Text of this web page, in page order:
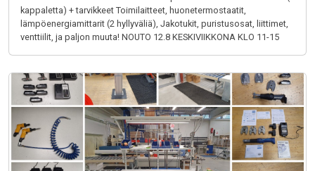
kappaletta) + tarvikkeet Toimilaitteet, huonetermostaatit,
lämpöenergiamittarit (2 hyllyväliä), Jakotukit, puristusosat, liittimet,
venttiilit, ja paljon muuta! NOUTO 12.8 KESKIVIIKKONA KLO 11-15